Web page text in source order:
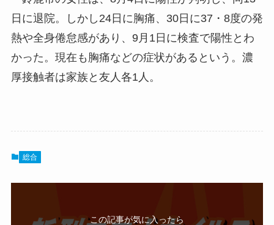
日に退院。しかし24日に胸痛、30日に37・8度の発
熱や全身倦怠感があり、9月1日に検査で陽性とわ
かった。現在も胸痛などの症状があるという。濃
厚接触者は家族と友人各1人。
総合
この記事が気に入ったら